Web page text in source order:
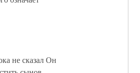
не сказал Он